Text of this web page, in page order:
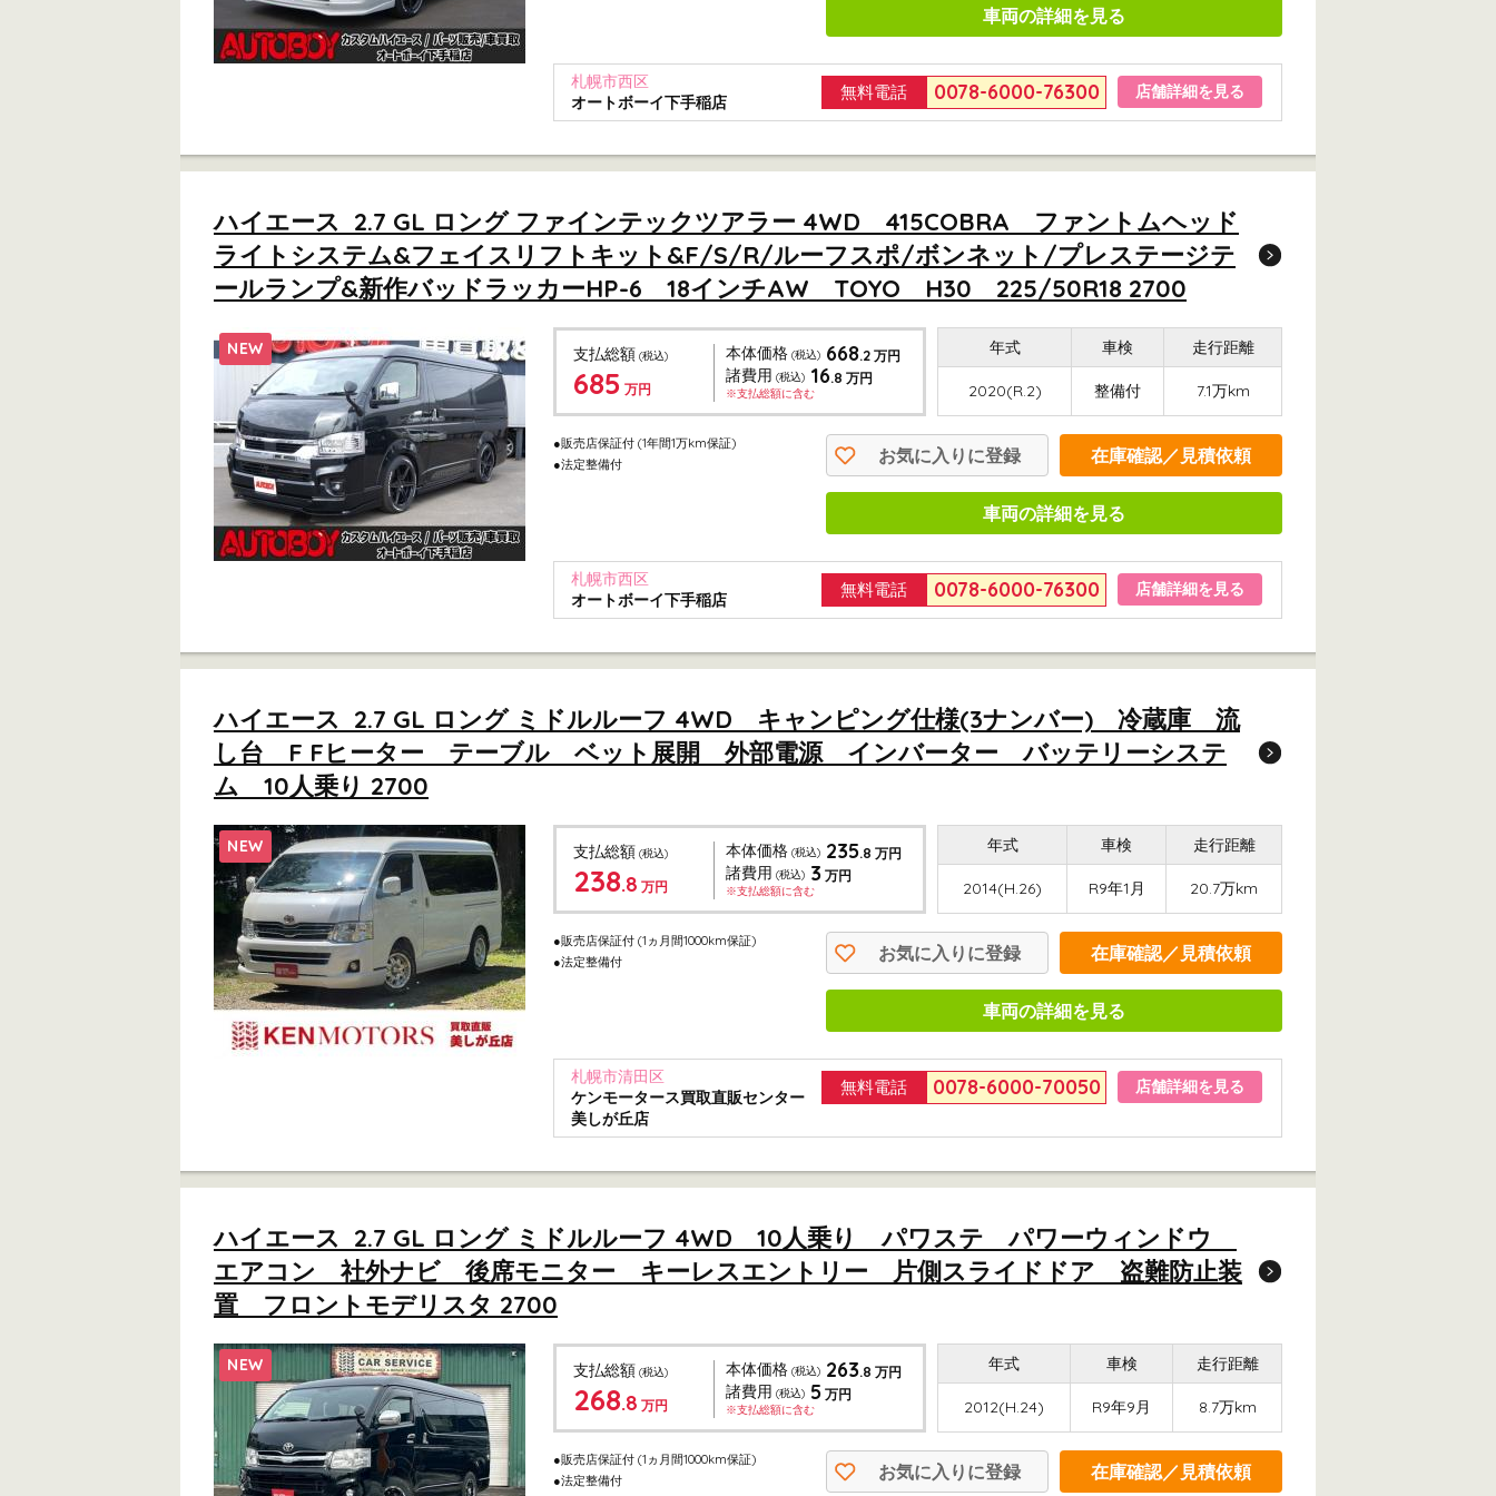
車両の詳細を見る
札幌市西区
オートボーイ下手稲店
無料電話 0078-6000-76300 店舗詳細を見る
ハイエース 2.7 GL ロング ファインテックツアラー 4WD 415COBRA ファントムヘッド
ライトシステム&フェイスリフトキット&F/S/R/ルーフスポ/ボンネット/プレステージテ
ールランプ&新作バッドラッカーHP-6 18インチAW TOYO H30 225/50R18 2700
NEW
●販売店保証付 (1年間1万km保証)
●法定整備付
支払総額 (税込)
685 万円
本体価格(税込) 668.2万円
諸費用 (税込) 16.8 万円
※支払総額に含む
年式 車検 走行距離
2020(R.2) 整備付 7.1万km
お気に入りに登録 在庫確認／見積依頼
車両の詳細を見る
札幌市西区
オートボーイ下手稲店
無料電話 0078-6000-76300 店舗詳細を見る
ハイエース 2.7 GL ロング ミドルルーフ 4WD キャンピング仕様(3ナンバー) 冷蔵庫 流
し台 F Fヒーター テーブル ベット展開 外部電源 インバーター バッテリーシステ
ム 10人乗り 2700
NEW
●販売店保証付 (1ヵ月間1000km保証)
●法定整備付
支払総額 (税込)
238.8 万円
本体価格(税込) 235.8 万円
諸費用 (税込) 3万円
※支払総額に含む
年式 車検 走行距離
2014(H.26) R9年1月 20.7万km
お気に入りに登録 在庫確認／見積依頼
車両の詳細を見る
札幌市清田区
ケンモータース買取直販センター
美しが丘店
無料電話 0078-6000-70050 店舗詳細を見る
ハイエース 2.7 GL ロング ミドルルーフ 4WD 10人乗り パワステ パワーウィンドウ
エアコン 社外ナビ 後席モニター キーレスエントリー 片側スライドドア 盗難防止装
置 フロントモデリスタ 2700
NEW
●販売店保証付 (1ヵ月間1000km保証)
●法定整備付
支払総額 (税込)
268.8 万円
本体価格(税込) 263.8 万円
諸費用 (税込) 5万円
※支払総額に含む
年式 車検 走行距離
2012(H.24) R9年9月 8.7万km
お気に入りに登録 在庫確認／見積依頼